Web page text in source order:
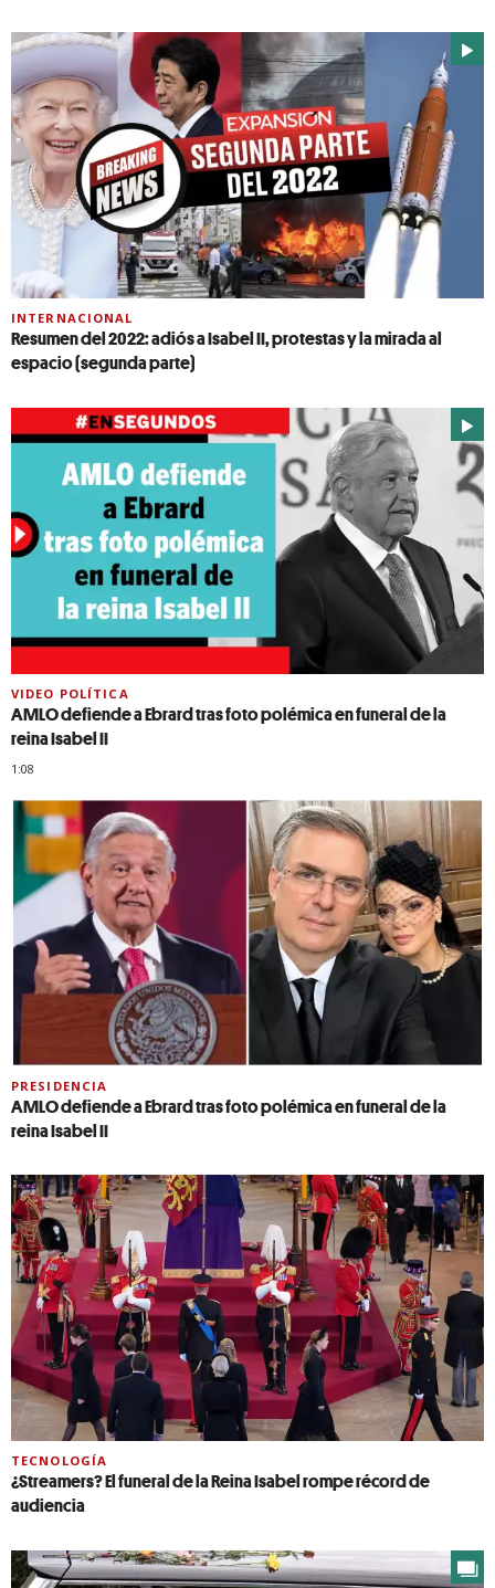
INTERNACIONAL
Resumen del 2022: adiós a Isabel II, protestas y la mirada al
espacio (segunda parte)
VIDEO POLÍTICA
AMLO defiende a Ebrard tras foto polémica en funeral de la
reina Isabel II
1:08
PRESIDENCIA
AMLO defiende a Ebrard tras foto polémica en funeral de la
reina Isabel II
TECNOLOGÍA
¿Streamers? El funeral de la Reina Isabel rompe récord de
audiencia